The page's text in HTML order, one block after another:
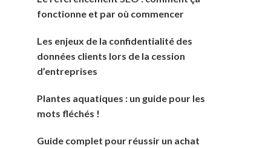
fonctionne et par où commencer
Les enjeux de la confidentialité des
données clients lors de la cession
d’entreprises
Plantes aquatiques : un guide pour les
mots fléchés !
Guide complet pour réussir un achat